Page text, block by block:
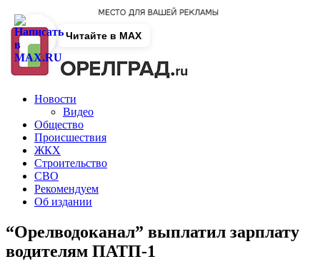
Новости
Видео
Общество
Происшествия
ЖКХ
Строительство
СВО
Рекомендуем
Об издании
“Орелводоканал” выплатил зарплату
водителям ПАТП-1
Читайте в MAX